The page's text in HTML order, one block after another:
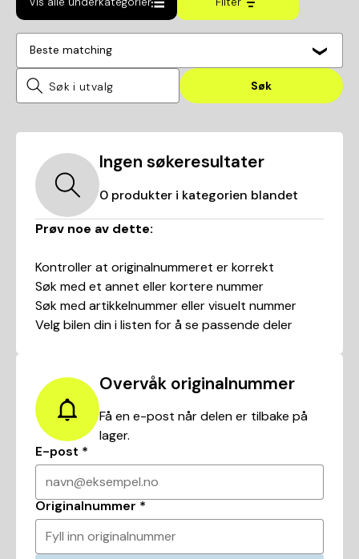
Beste matching
Søk
Ingen søkeresultater
0 produkter i kategorien blandet
Prøv noe av dette:
Kontroller at originalnummeret er korrekt
Søk med et annet eller kortere nummer
Søk med artikkelnummer eller visuelt nummer
Velg bilen din i listen for å se passende deler
Overvåk originalnummer
Få en e-post når delen er tilbake på
lager.
E-post *
navn@eksempel.no
Originalnummer *
Fyll inn originalnummer